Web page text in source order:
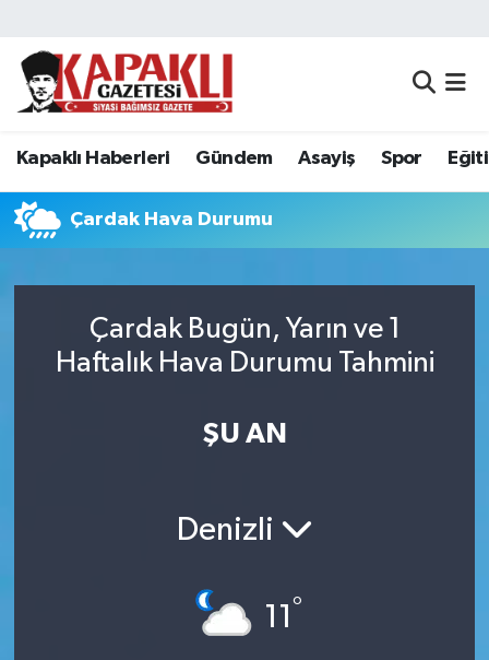
Kapaklı Haberleri Gündem Asayiş Spor
Çardak Hava Durumu
Çardak Bugün, Yarın ve 1
Haftalık Hava Durumu Tahmini
ŞU AN
Denizli
11 °
Kapaklı Haberleri
Asayiş
Spor
Siyaset
Tekirdağ Nöbetçi Eczaneler
Tekirdağ Namaz Vakitleri
Tekirdağ Trafik Yoğunluk Haritası
Tüm Manşetler